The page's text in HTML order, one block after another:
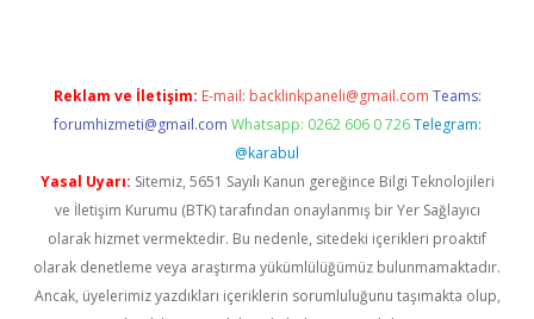
Reklam ve İletişim: E-mail: backlinkpaneli@gmail.com Teams:
forumhizmeti@gmail.com Whatsapp: 0262 606 0 726 Telegram:
@karabul
Yasal Uyarı: Sitemiz, 5651 Sayılı Kanun gereğince Bilgi Teknolojileri
ve İletişim Kurumu (BTK) tarafından onaylanmış bir Yer Sağlayıcı
olarak hizmet vermektedir. Bu nedenle, sitedeki içerikleri proaktif
olarak denetleme veya araştırma yükümlülüğümüz bulunmamaktadır.
Ancak, üyelerimiz yazdıkları içeriklerin sorumluluğunu taşımakta olup,